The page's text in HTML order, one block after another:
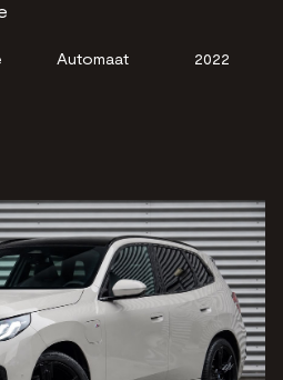
Automaat 2022